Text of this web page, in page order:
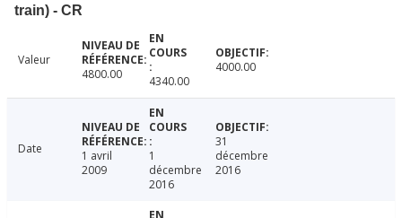
train) - CR
Valeur
4800.00
4340.00
4000.00
Date
1 avril
2009
1
décembre
2016
31
décembre
2016